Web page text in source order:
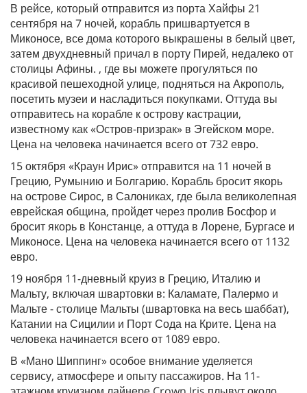
В рейсе, который отправится из порта Хайфы 21
сентября на 7 ночей, корабль пришвартуется в
Миконосе, все дома которого выкрашены в белый цвет,
затем двухдневный причал в порту Пирей, недалеко от
столицы Афины. , где вы можете прогуляться по
красивой пешеходной улице, подняться на Акрополь,
посетить музеи и насладиться покупками. Оттуда вы
отправитесь на корабле к острову кастрации,
известному как «Остров-призрак» в Эгейском море.
Цена на человека начинается всего от 732 евро.
15 октября «Краун Ирис» отправится на 11 ночей в
Грецию, Румынию и Болгарию. Корабль бросит якорь
на острове Сирос, в Салониках, где была великолепная
еврейская община, пройдет через пролив Босфор и
бросит якорь в Констанце, а оттуда в Лорене, Бургасе и
Миконосе. Цена на человека начинается всего от 1132
евро.
19 ноября 11-дневный круиз в Грецию, Италию и
Мальту, включая швартовки в: Каламате, Палермо и
Мальте - столице Мальты (швартовка на весь шаббат),
Катании на Сицилии и Порт Сода на Крите. Цена на
человека начинается всего от 1089 евро.
В «Мано Шиппинг» особое внимание уделяется
сервису, атмосфере и опыту пассажиров. На 11-